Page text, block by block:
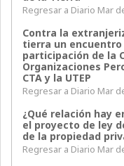
Regresar a Diario Mar
Contra la
tierra un encuentro
participación de la
Organizaciones
CTA y la UTEP
Regresar a Diario Mar
¿Qué relación hay
el proyecto de ley
de la propiedad
Regresar a Diario Mar